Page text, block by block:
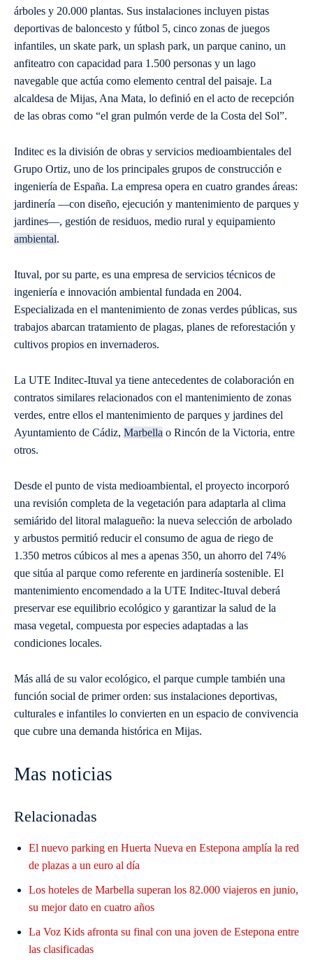
árboles y 20.000 plantas. Sus instalaciones incluyen pistas
deportivas de baloncesto y fútbol 5, cinco zonas de juegos
infantiles, un skate park, un splash park, un parque canino, un
anfiteatro con capacidad para 1.500 personas y un lago
navegable que actúa como elemento central del paisaje. La
alcaldesa de Mijas, Ana Mata, lo definió en el acto de recepción
de las obras como “el gran pulmón verde de la Costa del Sol”.
Inditec es la división de obras y servicios medioambientales del
Grupo Ortiz, uno de los principales grupos de construcción e
ingeniería de España. La empresa opera en cuatro grandes áreas:
jardinería —con diseño, ejecución y mantenimiento de parques y
jardines—, gestión de residuos, medio rural y equipamiento
ambiental.
Ituval, por su parte, es una empresa de servicios técnicos de
ingeniería e innovación ambiental fundada en 2004.
Especializada en el mantenimiento de zonas verdes públicas, sus
trabajos abarcan tratamiento de plagas, planes de reforestación y
cultivos propios en invernaderos.
La UTE Inditec-Ituval ya tiene antecedentes de colaboración en
contratos similares relacionados con el mantenimiento de zonas
verdes, entre ellos el mantenimiento de parques y jardines del
Ayuntamiento de Cádiz, Marbella o Rincón de la Victoria, entre
otros.
Desde el punto de vista medioambiental, el proyecto incorporó
una revisión completa de la vegetación para adaptarla al clima
semiárido del litoral malagueño: la nueva selección de arbolado
y arbustos permitió reducir el consumo de agua de riego de
1.350 metros cúbicos al mes a apenas 350, un ahorro del 74%
que sitúa al parque como referente en jardinería sostenible. El
mantenimiento encomendado a la UTE Inditec-Ituval deberá
preservar ese equilibrio ecológico y garantizar la salud de la
masa vegetal, compuesta por especies adaptadas a las
condiciones locales.
Más allá de su valor ecológico, el parque cumple también una
función social de primer orden: sus instalaciones deportivas,
culturales e infantiles lo convierten en un espacio de convivencia
que cubre una demanda histórica en Mijas.
Mas noticias
Relacionadas
El nuevo parking en Huerta Nueva en Estepona amplía la red
de plazas a un euro al día
Los hoteles de Marbella superan los 82.000 viajeros en junio,
su mejor dato en cuatro años
La Voz Kids afronta su final con una joven de Estepona entre
las clasificadas